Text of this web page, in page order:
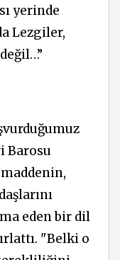
yerinde
Lezgiler,
Barosu
eden bir dil
"Belki o